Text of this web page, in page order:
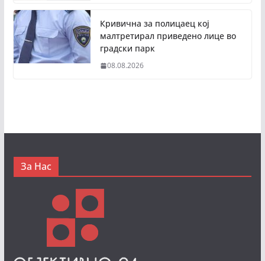
Кривична за полицаец кој
малтретирал приведено лице во
градски парк
08.08.2026
За Нас